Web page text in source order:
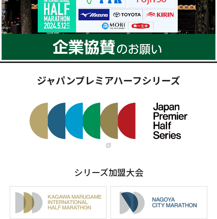
ジャパンプレミアハーフシリーズ
シリーズ加盟大会